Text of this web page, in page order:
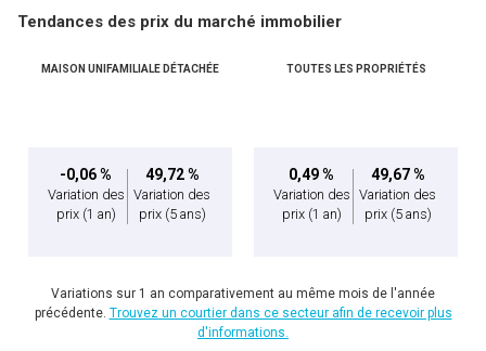
Téléphone
Tendances des prix du marché immobilier
MAISON UNIFAMILIALE DÉTACHÉE
-0,06 %
Variation des
prix (1 an)
49,72 %
Variation des
prix (5 ans)
TOUTES LES PROPRIÉTÉS
0,49 %
Variation des
prix (1 an)
49,67 %
Variation des
prix (5 ans)
Variations sur 1 an comparativement au même mois de l'année
précédente. Trouvez un courtier dans ce secteur afin de recevoir plus
d'informations.